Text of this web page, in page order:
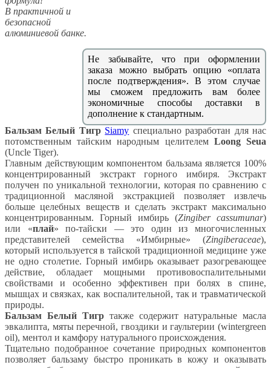
В практичной и
безопасной
алюминиевой банке.
Не забывайте, что при оформлении
заказа можно выбрать опцию «оплата
после подтверждения». В этом случае
мы сможем предложить вам более
экономичные способы доставки в
дополнение к стандартным.
Бальзам Белый Тигр Siamy специально разработан для нас
потомственным тайским народным целителем Loong Seua
(Uncle Tiger).
Главным действующим компонентом бальзама является 100%
концентрированный экстракт горного имбиря. Экстракт
получен по уникальной технологии, которая по сравнению с
традиционной масляной экстракцией позволяет извлечь
больше целебных веществ и сделать экстракт максимально
концентрированным. Горный имбирь (Zingiber cassumunar)
или «плай» по-тайски — это один из многочисленных
представителей семейства «Имбирные» (Zingiberaceae),
который используется в тайской традиционной медицине уже
не одно столетие. Горный имбирь оказывает разогревающее
действие, обладает мощными противовоспалительными
свойствами и особенно эффективен при болях в спине,
мышцах и связках, как воспалительной, так и травматической
природы.
Бальзам Белый Тигр также содержит натуральные масла
эвкалипта, мяты перечной, гвоздики и гаультерии (wintergreen
oil), ментол и камфору натурального происхождения.
Тщательно подобранное сочетание природных компонентов
позволяет бальзаму быстро проникать в кожу и оказывать